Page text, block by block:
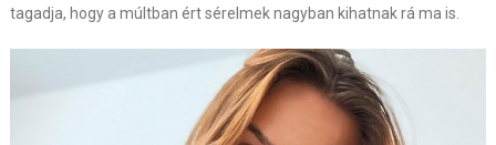
tagadja, hogy a múltban ért sérelmek nagyban kihatnak rá ma is.